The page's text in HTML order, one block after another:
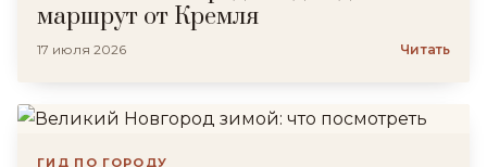
маршрут от Кремля
17 июля 2026 Читать
ГИД ПО ГОРОДУ